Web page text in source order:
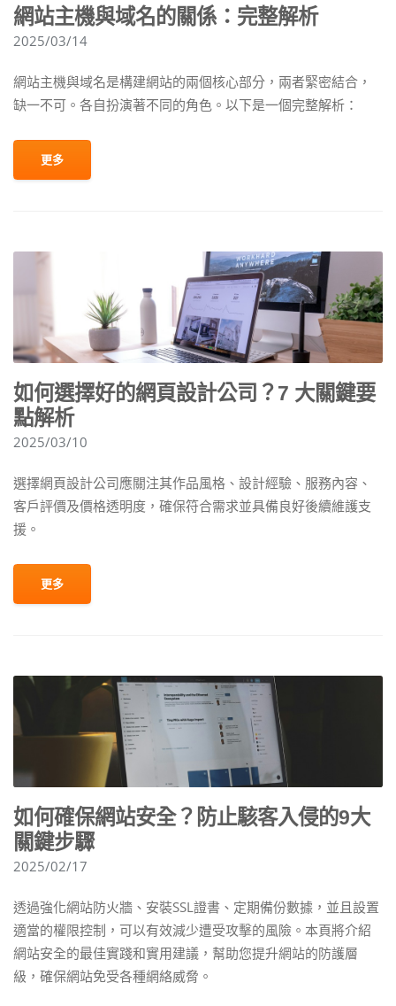
網站主機與域名的關係：完整解析
2025/03/14
網站主機與域名是構建網站的兩個核心部分，兩者緊密結合，
缺一不可。各自扮演著不同的角色。以下是一個完整解析：
更多
如何選擇好的網頁設計公司？7 大關鍵要
點解析
2025/03/10
選擇網頁設計公司應關注其作品風格、設計經驗、服務內容、
客戶評價及價格透明度，確保符合需求並具備良好後續維護支
援。
更多
如何確保網站安全？防止駭客入侵的9大
關鍵步驟
2025/02/17
透過強化網站防火牆、安裝SSL證書、定期備份數據，並且設置
適當的權限控制，可以有效減少遭受攻擊的風險。本頁將介紹
網站安全的最佳實踐和實用建議，幫助您提升網站的防護層
級，確保網站免受各種網絡威脅。